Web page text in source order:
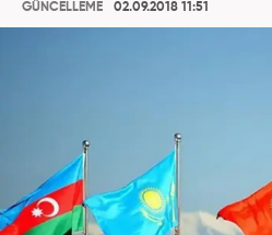
GÜNCELLEME
02.09.2018 11:51